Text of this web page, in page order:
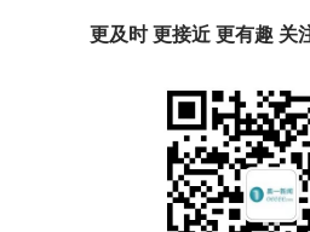
更及时 更接近 更有趣 关